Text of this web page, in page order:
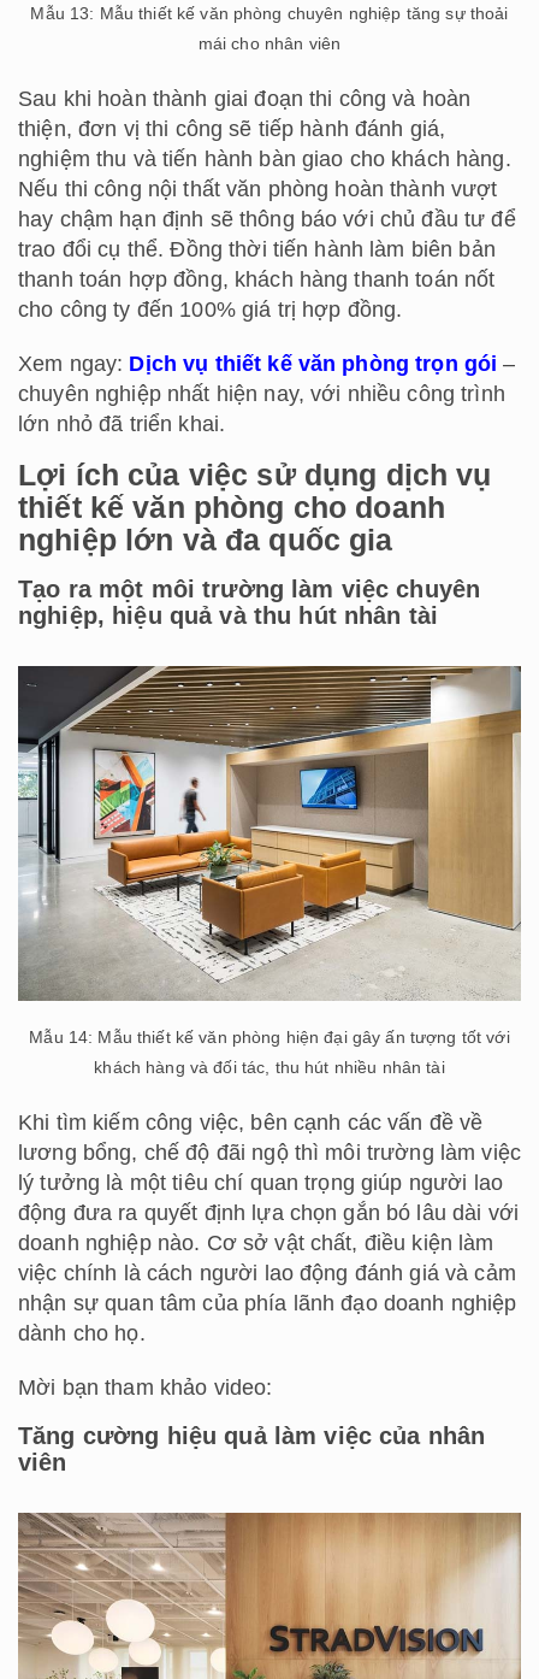
Mẫu 13: Mẫu thiết kế văn phòng chuyên nghiệp tăng sự thoải
mái cho nhân viên
Sau khi hoàn thành giai đoạn thi công và hoàn
thiện, đơn vị thi công sẽ tiếp hành đánh giá,
nghiệm thu và tiến hành bàn giao cho khách hàng.
Nếu thi công nội thất văn phòng hoàn thành vượt
hay chậm hạn định sẽ thông báo với chủ đầu tư để
trao đổi cụ thể. Đồng thời tiến hành làm biên bản
thanh toán hợp đồng, khách hàng thanh toán nốt
cho công ty đến 100% giá trị hợp đồng.
Xem ngay: Dịch vụ thiết kế văn phòng trọn gói –
chuyên nghiệp nhất hiện nay, với nhiều công trình
lớn nhỏ đã triển khai.
Lợi ích của việc sử dụng dịch vụ
thiết kế văn phòng cho doanh
nghiệp lớn và đa quốc gia
Tạo ra một môi trường làm việc chuyên
nghiệp, hiệu quả và thu hút nhân tài
Mẫu 14: Mẫu thiết kế văn phòng hiện đại gây ấn tượng tốt với
khách hàng và đối tác, thu hút nhiều nhân tài
Khi tìm kiếm công việc, bên cạnh các vấn đề về
lương bổng, chế độ đãi ngộ thì môi trường làm việc
lý tưởng là một tiêu chí quan trọng giúp người lao
động đưa ra quyết định lựa chọn gắn bó lâu dài với
doanh nghiệp nào. Cơ sở vật chất, điều kiện làm
việc chính là cách người lao động đánh giá và cảm
nhận sự quan tâm của phía lãnh đạo doanh nghiệp
dành cho họ.
Mời bạn tham khảo video:
Tăng cường hiệu quả làm việc của nhân
viên